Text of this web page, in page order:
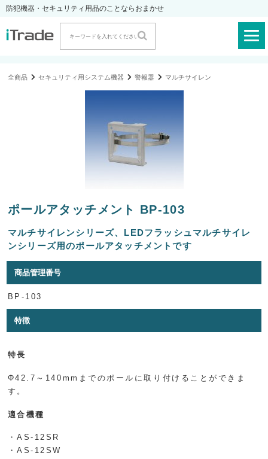
防犯機器・セキュリティ用品のことならおまかせ
全商品 セキュリティ用システム機器 警報器 マルチサイレン
ポールアタッチメント BP-103
マルチサイレンシリーズ、LEDフラッシュマルチサイレ
ンシリーズ用のポールアタッチメントです
商品管理番号
BP-103
特徴
特長
Φ42.7～140mmまでのポールに取り付けることができま
す。
適合機種
・AS-12SR
・AS-12SW